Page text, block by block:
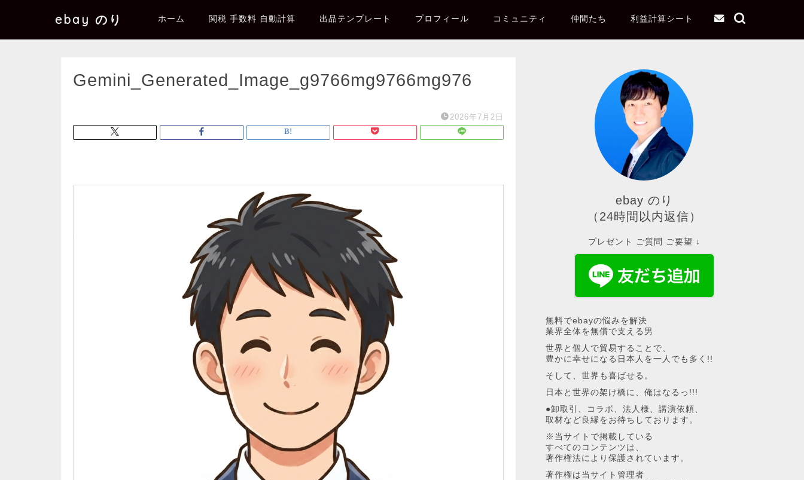
ebay のり ホーム 関税 手数料 自動計算 出品テンプレート プロフィール コミュニティ 仲間たち 利益計算シート
Gemini_Generated_Image_g9766mg9766mg976
2026年7月2日
ebay のり
（24時間以内返信）
プレゼント ご質問 ご要望 ↓
無料でebayの悩みを解決
業界全体を無償で支える男
世界と個人で貿易することで、
豊かに幸せになる日本人を一人でも多く!!
そして、世界も喜ばせる。
日本と世界の架け橋に、俺はなるっ!!!
●卸取引、コラボ、法人様、講演依頼、
取材など良縁をお待ちしております。
※当サイトで掲載している
すべてのコンテンツは、
著作権法により保護されています。
著作権は当サイト管理者